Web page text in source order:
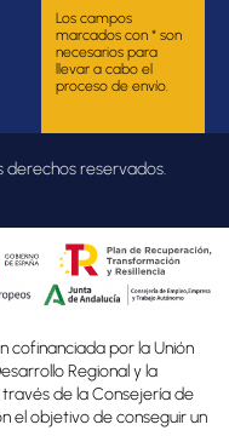
Los campos
marcados con * son
necesarios para
llevar a cabo el
proceso de envío.
derechos reservados.
cofinanciada por la Unión
Regional y la
de la Consejería de
el objetivo de conseguir un